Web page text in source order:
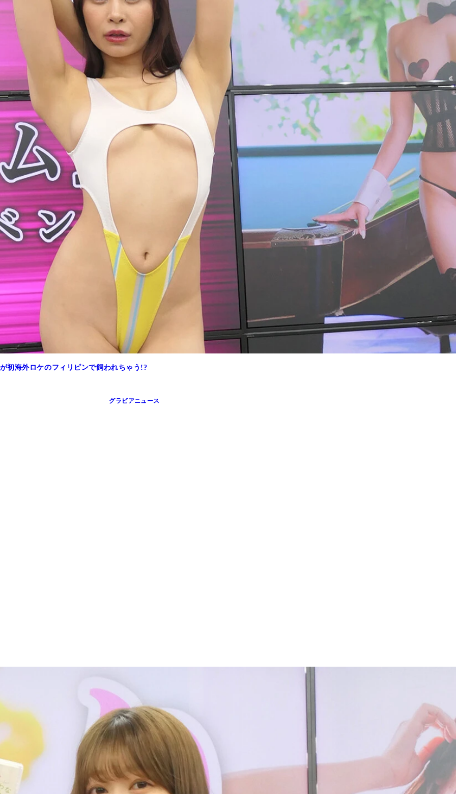
初海外ロケのフィリピンで飼われちゃう!?
グラビアニュース